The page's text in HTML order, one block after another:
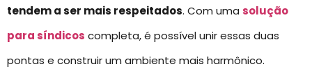
tendem a ser mais respeitados. Com uma solução
para síndicos completa, é possível unir essas duas
pontas e construir um ambiente mais harmônico.